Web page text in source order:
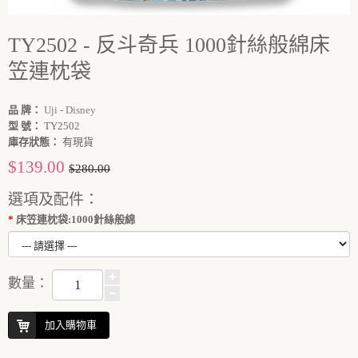
TY2502 - 反斗奇兵 1000針絲般綿床
笠連枕袋
品 牌： Uji - Disney
型 號： TY2502
庫存狀態： 有現貨
$139.00 $280.00
選項及配件：
床笠連枕袋:1000針絲般綿
數量：
加入購物車